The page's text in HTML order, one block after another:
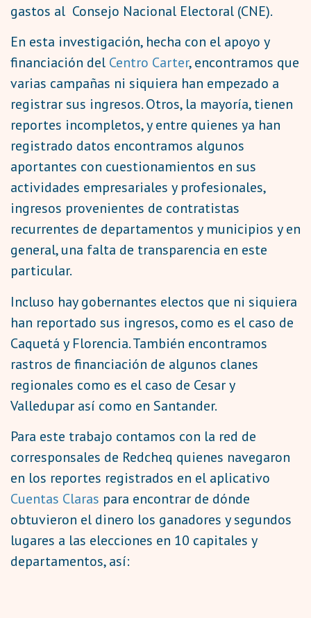
gastos al Consejo Nacional Electoral (CNE).
En esta investigación, hecha con el apoyo y
financiación del Centro Carter, encontramos que
varias campañas ni siquiera han empezado a
registrar sus ingresos. Otros, la mayoría, tienen
reportes incompletos, y entre quienes ya han
registrado datos encontramos algunos
aportantes con cuestionamientos en sus
actividades empresariales y profesionales,
ingresos provenientes de contratistas
recurrentes de departamentos y municipios y en
general, una falta de transparencia en este
particular.
Incluso hay gobernantes electos que ni siquiera
han reportado sus ingresos, como es el caso de
Caquetá y Florencia. También encontramos
rastros de financiación de algunos clanes
regionales como es el caso de Cesar y
Valledupar así como en Santander.
Para este trabajo contamos con la red de
corresponsales de Redcheq quienes navegaron
en los reportes registrados en el aplicativo
Cuentas Claras para encontrar de dónde
obtuvieron el dinero los ganadores y segundos
lugares a las elecciones en 10 capitales y
departamentos, así: